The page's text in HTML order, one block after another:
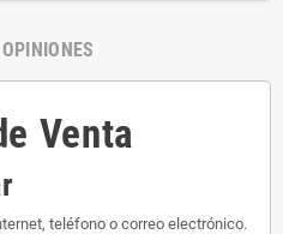
OPINIONES
Venta
teléfono o correo electrónico.